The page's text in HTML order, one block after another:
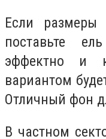
Если размеры
поставьте
эффектно и
вариантом
Отличный фон
В частном